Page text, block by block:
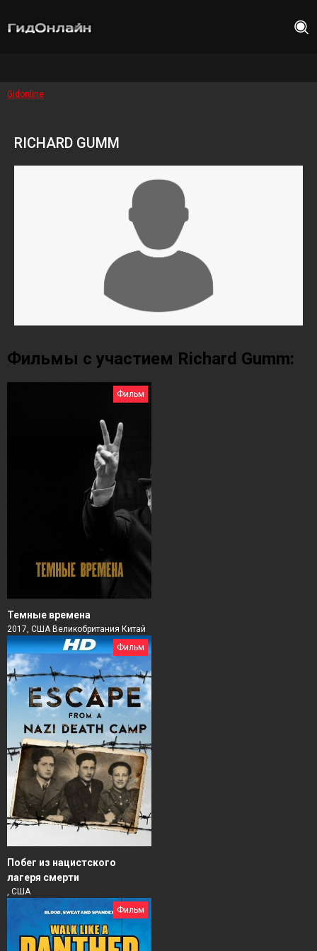
Gidonline
RICHARD GUMM
Фильмы с участием Richard Gumm:
Фильм
Темные времена
2017, США Великобритания Китай
Фильм
Побег из нацистского
лагеря смерти
, США
Фильм